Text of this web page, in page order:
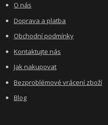
O nás
Doprava a platba
Obchodní podmínky
Kontaktujte nás
Jak nakupovat
Bezproblémové vrácení zboží
Blog